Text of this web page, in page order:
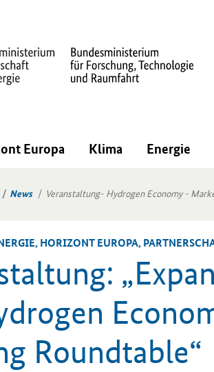
Europa Klima Energie
News Veranstaltung- Hydrogen Economy -
HO­RI­ZONT EU­RO­PA,
„
Roundtable“